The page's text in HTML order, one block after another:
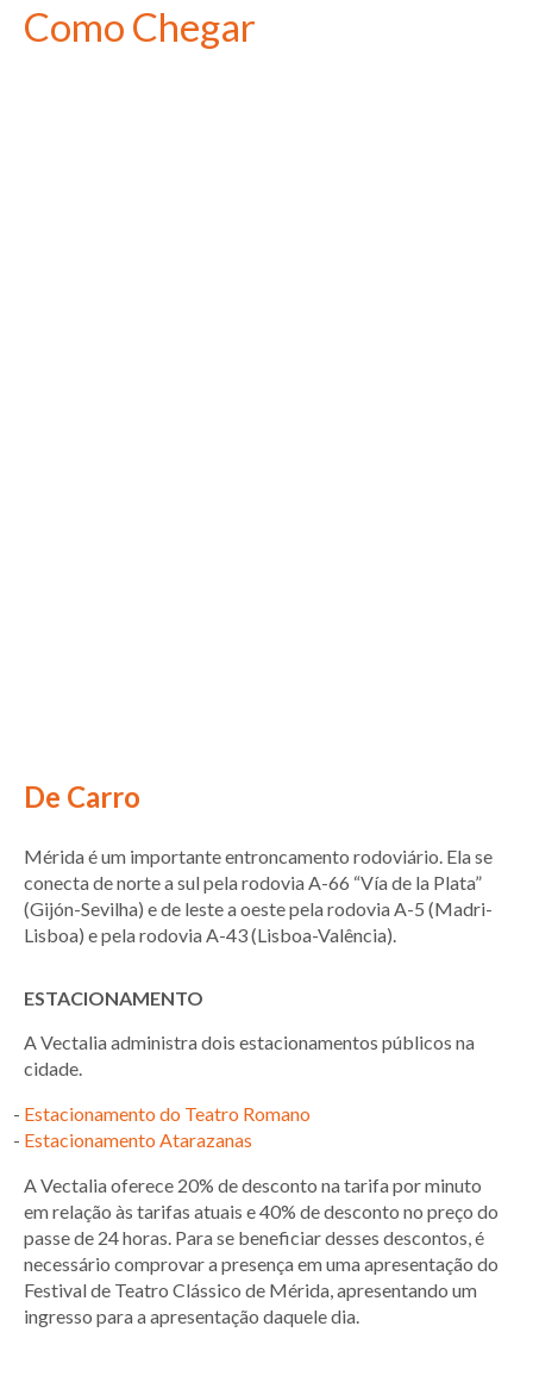
Como Chegar
De Carro
Mérida é um importante entroncamento rodoviário. Ela se
conecta de norte a sul pela rodovia A-66 “Vía de la Plata”
(Gijón-Sevilha) e de leste a oeste pela rodovia A-5 (Madri-
Lisboa) e pela rodovia A-43 (Lisboa-Valência).
ESTACIONAMENTO
A Vectalia administra dois estacionamentos públicos na
cidade.
Estacionamento do Teatro Romano
Estacionamento Atarazanas
A Vectalia oferece 20% de desconto na tarifa por minuto
em relação às tarifas atuais e 40% de desconto no preço do
passe de 24 horas. Para se beneficiar desses descontos, é
necessário comprovar a presença em uma apresentação do
Festival de Teatro Clássico de Mérida, apresentando um
ingresso para a apresentação daquele dia.